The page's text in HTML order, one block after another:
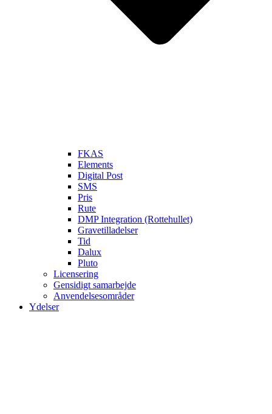
FKAS
Elements
Digital Post
SMS
Pris
Rute
DMP Integration (Rottehullet)
Gravetilladelser
Tid
Dalux
Pluto
Licensering
Gensidigt samarbejde
Anvendelsesområder
Ydelser